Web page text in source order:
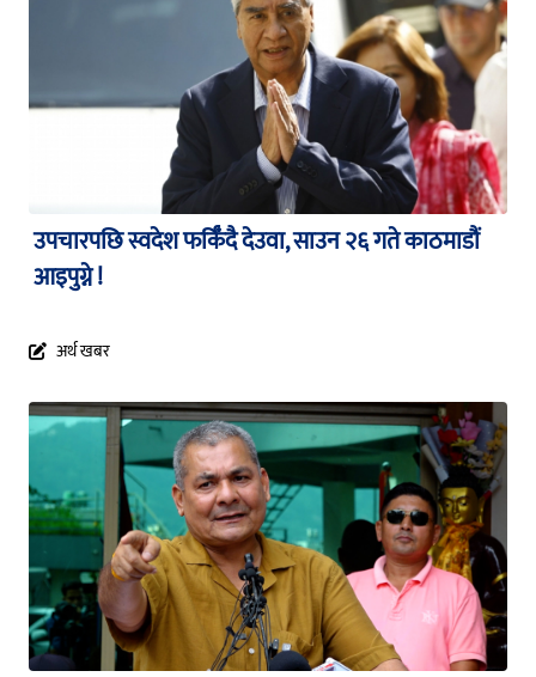
उपचारपछि स्वदेश फर्किँदै देउवा, साउन २६ गते काठमाडौं
आइपुग्ने !
अर्थ खबर